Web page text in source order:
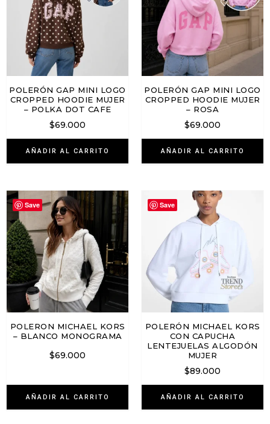
POLERÓN GAP MINI LOGO
CROPPED HOODIE MUJER
– POLKA DOT CAFE
$69.000
AÑADIR AL CARRITO
POLERÓN GAP MINI LOGO
CROPPED HOODIE MUJER
– ROSA
$69.000
AÑADIR AL CARRITO
Save
POLERON MICHAEL KORS
– BLANCO MONOGRAMA
$69.000
AÑADIR AL CARRITO
Save
POLERÓN MICHAEL KORS
CON CAPUCHA
LENTEJUELAS ALGODÓN
MUJER
$89.000
AÑADIR AL CARRITO